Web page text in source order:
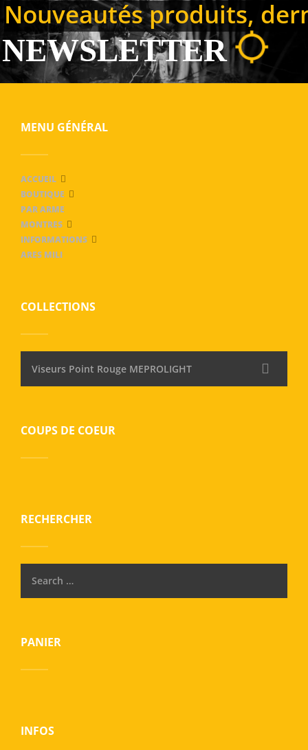
Nouveautés produits,
NEWSLETTER
MENU GÉNÉRAL
ACCUEIL
BOUTIQUE
PAR ARME
MONTRES
INFORMATIONS
ARES MILI
COLLECTIONS
Viseurs Point Rouge MEPROLIGHT
COUPS DE COEUR
RECHERCHER
PANIER
INFOS